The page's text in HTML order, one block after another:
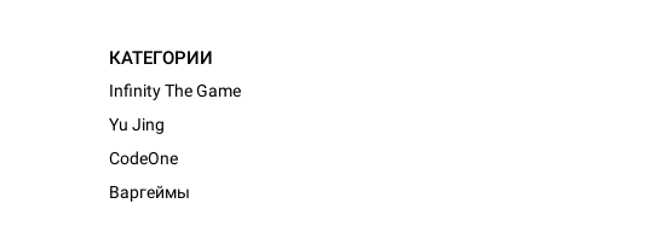
КАТЕГОРИИ
Infinity The Game
Yu Jing
CodeOne
Варгеймы